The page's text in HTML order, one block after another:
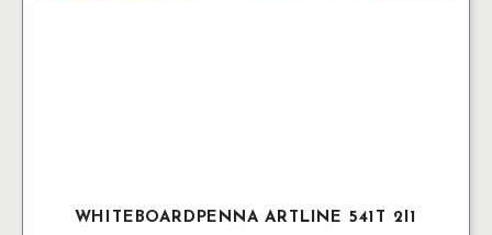
WHITEBOARDPENNA ARTLINE 541T 2I1